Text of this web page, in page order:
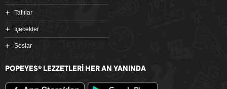
Tatlılar
İçecekler
Soslar
POPEYES® LEZZETLERİ HER AN YANINDA